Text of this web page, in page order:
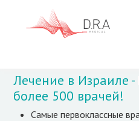
Лечение в Израиле
более 500 врачей!
Самые первоклассные